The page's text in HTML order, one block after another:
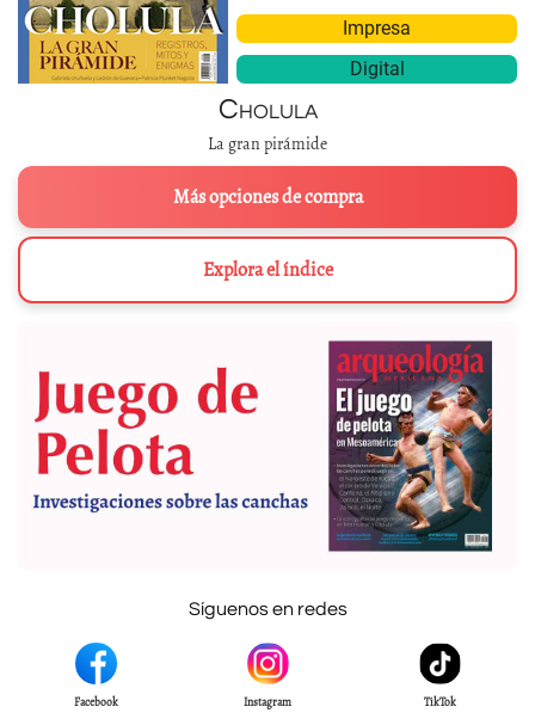
Impresa
Digital
Cholula
La gran pirámide
Más opciones de compra
Explora el índice
Síguenos en redes
Facebook Instagram TikTok